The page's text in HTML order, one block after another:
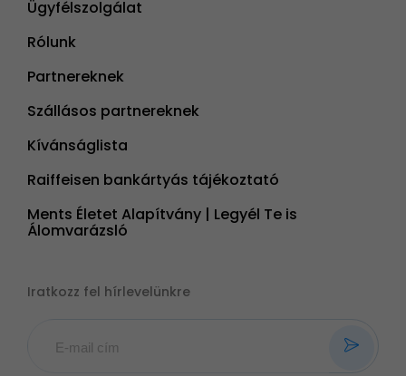
Ügyfélszolgálat
Rólunk
Partnereknek
Szállásos partnereknek
Kívánságlista
Raiffeisen bankártyás tájékoztató
Ments Életet Alapítvány | Legyél Te is
Álomvarázsló
Iratkozz fel hírlevelünkre